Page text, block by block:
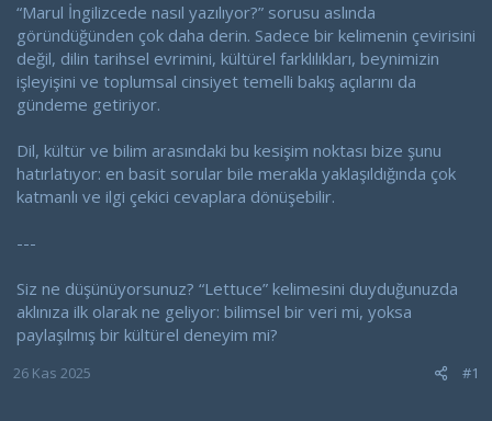
“Marul İngilizcede nasıl yazılıyor?” sorusu aslında
göründüğünden çok daha derin. Sadece bir kelimenin çevirisini
değil, dilin tarihsel evrimini, kültürel farklılıkları, beynimizin
işleyişini ve toplumsal cinsiyet temelli bakış açılarını da
gündeme getiriyor.
Dil, kültür ve bilim arasındaki bu kesişim noktası bize şunu
hatırlatıyor: en basit sorular bile merakla yaklaşıldığında çok
katmanlı ve ilgi çekici cevaplara dönüşebilir.
---
Siz ne düşünüyorsunuz? “Lettuce” kelimesini duyduğunuzda
aklınıza ilk olarak ne geliyor: bilimsel bir veri mi, yoksa
paylaşılmış bir kültürel deneyim mi?
#1
26 Kas 2025